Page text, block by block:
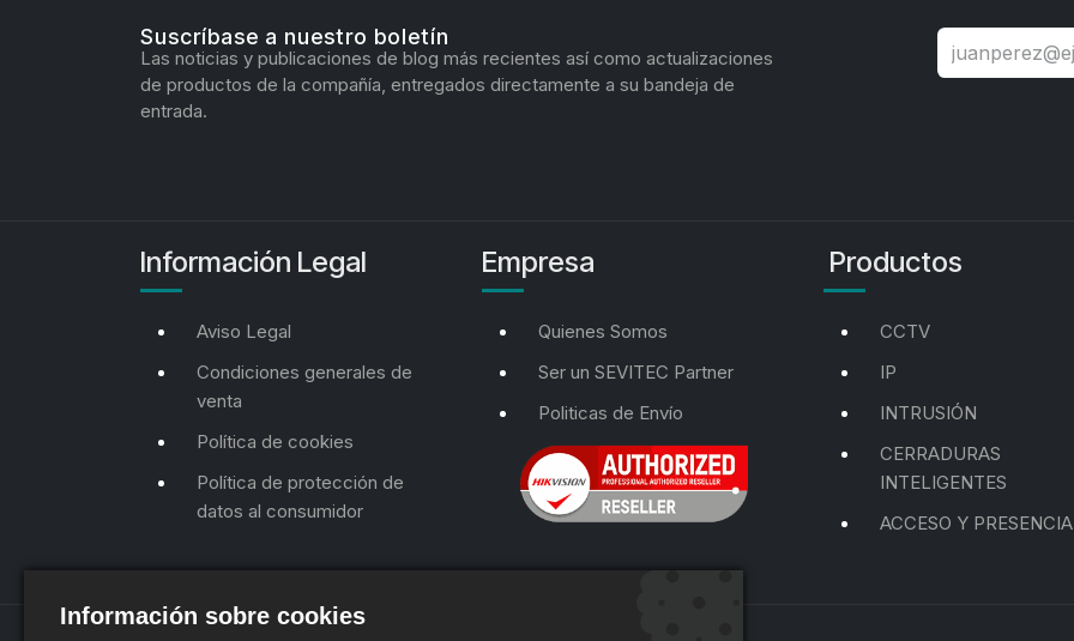
Suscríbase a nuestro boletín
Las noticias y publicaciones de blog más recientes así como actualizaciones
de productos de la compañía, entregados directamente a su bandeja de
entrada.
Información Legal
Aviso Legal
Condiciones generales de
venta
Política de cookies
Política de protección de
datos al consumidor
Empresa
Quienes Somos
Ser un SEVITEC Partner
Politicas de Envío
Productos
CCTV
IP
INTRUSIÓN
CERRADURAS
INTELIGENTES
ACCESO Y PRESENCIA
Información sobre cookies